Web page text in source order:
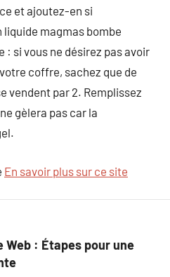
et ajoutez-en si
magmas bombe
: si vous ne désirez pas avoir
coffre, sachez que de
vendent par 2. Remplissez
gèlera pas car la
En savoir plus sur ce site
: Étapes pour une